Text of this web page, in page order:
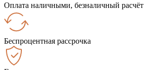
Оплата наличными, безналичный расчёт
Беспроцентная рассрочка